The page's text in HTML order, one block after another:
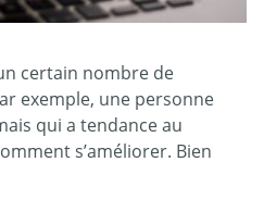
certain nombre de
exemple, une personne
qui a tendance au
s’améliorer. Bien